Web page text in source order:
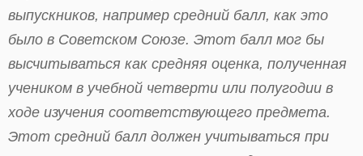
выпускников, например средний балл, как это
было в Советском Союзе. Этот балл мог бы
высчитываться как средняя оценка, полученная
учеником в учебной четверти или полугодии в
ходе изучения соответствующего предмета.
Этот средний балл должен учитываться при